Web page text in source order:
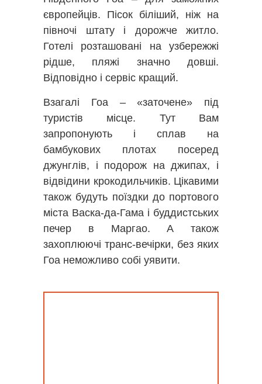
європейців. Пісок біліший, ніж на
півночі штату і дорожче житло.
Готелі розташовані на узбережжі
рідше, пляжі значно довші.
Відповідно і сервіс кращий.
Взагалі Гоа – «заточене» під
туристів місце. Тут Вам
запропонують і сплав на
бамбукових плотах посеред
джунглів, і подорож на джипах, і
відвідини крокодильчиків. Цікавими
також будуть поїздки до портового
міста Васка-да-Гама і буддистських
печер в Маргао. А також
захоплюючі транс-вечірки, без яких
Гоа неможливо собі уявити.